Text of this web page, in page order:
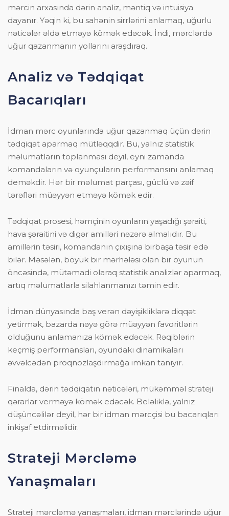
mərcin arxasında dərin analiz, məntiq və intuisiya
dayanır. Yəqin ki, bu sahənin sirrlərini anlamaq, uğurlu
nəticələr əldə etməyə kömək edəcək. İndi, mərclərdə
uğur qazanmanın yollarını araşdıraq.
Analiz və Tədqiqat
Bacarıqları
İdman mərc oyunlarında uğur qazanmaq üçün dərin
tədqiqat aparmaq mütləqqdir. Bu, yalnız statistik
məlumatların toplanması deyil, eyni zamanda
komandaların və oyunçuların performansını anlamaq
deməkdir. Hər bir məlumat parçası, güclü və zəif
tərəfləri müəyyən etməyə kömək edir.
Tədqiqat prosesi, həmçinin oyunların yaşadığı şəraiti,
hava şəraitini və digər amilləri nəzərə almalıdır. Bu
amillərin təsiri, komandanın çıxışına birbaşa təsir edə
bilər. Məsələn, böyük bir mərhələsi olan bir oyunun
öncəsində, mütəmadi olaraq statistik analizlər aparmaq,
artıq məlumatlarla silahlanmanızı təmin edir.
İdman dünyasında baş verən dəyişikliklərə diqqət
yetirmək, bazarda nəyə görə müəyyən favoritlərin
olduğunu anlamanıza kömək edəcək. Rəqiblərin
keçmiş performansları, oyundakı dinamikaları
əvvəlcədən proqnozlaşdırmağa imkan tanıyır.
Finalda, dərin tədqiqatın nəticələri, mükəmməl strateji
qərarlar verməyə kömək edəcək. Beləliklə, yalnız
düşüncəlilər deyil, hər bir idman mərcçisi bu bacarıqları
inkişaf etdirməlidir.
Strateji Mərcləmə
Yanaşmaları
Strateji mərcləmə yanaşmaları, idman mərclərində uğur